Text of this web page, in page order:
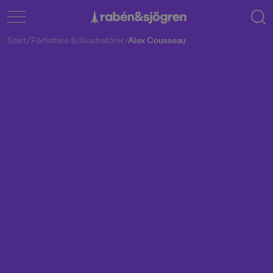
Start/Författare & illustratörer/Alex Cousseau